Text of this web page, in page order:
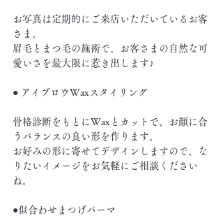
お写真は定期的にご来店いただいているお客
さま。
眉毛とまつ毛の施術で、お客さまの自然な可
愛いさを最大限に惹き出します♪
● アイブロウWaxスタイリング
骨格診断をもとにWaxとカットで、お顔に合
うバランスの良い形を作ります。
お好みの形に寄せてデザインしますので、な
りたいイメージをお気軽にご相談ください
ね。
●似合わせまつげパーマ